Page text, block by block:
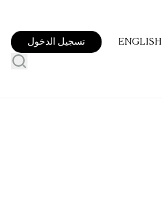
ENGLISH تسجيل الدخول